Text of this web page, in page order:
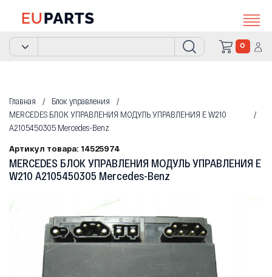
0
Главная
Блок управления
MERCEDES БЛОК УПРАВЛЕНИЯ МОДУЛЬ УПРАВЛЕНИЯ E W210
A2105450305 Mercedes-Benz
Артикул товара: 14525974
MERCEDES БЛОК УПРАВЛЕНИЯ МОДУЛЬ УПРАВЛЕНИЯ E
W210 A2105450305 Mercedes-Benz